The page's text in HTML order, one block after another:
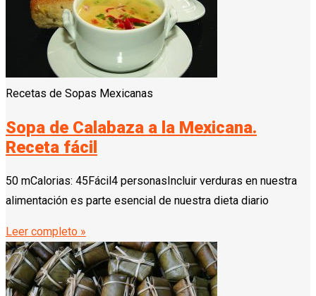
Recetas de Sopas Mexicanas
Sopa de Calabaza a la Mexicana.
Receta fácil
50 mCalorias: 45Fácil4 personasIncluir verduras en nuestra
alimentación es parte esencial de nuestra dieta diario
Leer completo »